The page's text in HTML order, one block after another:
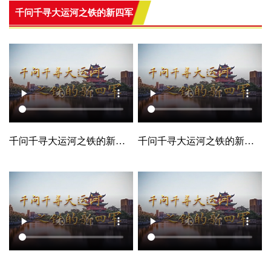
千问千寻大运河之铁的新四军
千问千寻大运河之铁的新四军 千问千寻大运河之铁的新四军